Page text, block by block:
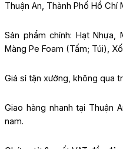
Thuận An, Thành Phố Hồ Chí
Sản phẩm chính: Hạt Nhựa,
Màng Pe Foam (Tấm; Túi),
Giá sỉ tận xưởng, không qua
Giao hàng nhanh tại Thuận
nam.